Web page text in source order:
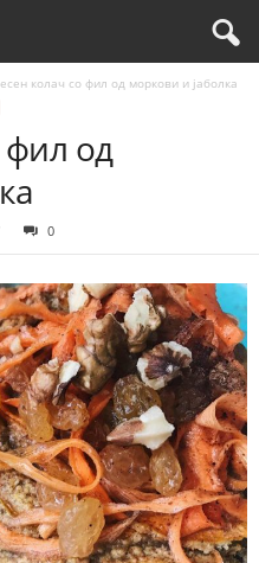
колач со фил од моркови и јаболка
фил од
0